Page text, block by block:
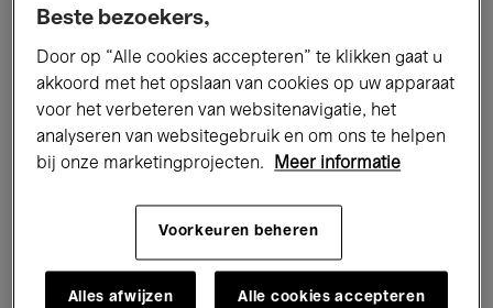
Alle evenementen
Tentoonstellingen Films
Performances Lezingen & Debatten
Jazz Klassieke Muziek Global Music
Elektronische Muziek
Voor iedereen Kids’ Palace
Beste bezoekers,
Door op “Alle cookies accepteren” te klikken gaat u
akkoord met het opslaan van cookies op uw apparaat
voor het verbeteren van websitenavigatie, het
analyseren van websitegebruik en om ons te helpen
bij onze marketingprojecten.
Meer informatie
Voorkeuren beheren
Alles afwijzen Alle cookies accepteren